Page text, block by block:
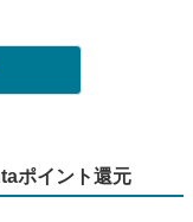
ポイント還元